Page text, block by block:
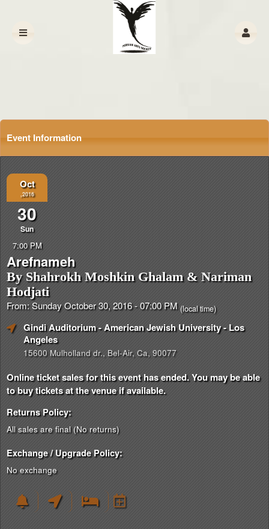
Event Information
Oct
,2016
30
Sun
7:00 PM
Arefnameh
By Shahrokh Moshkin Ghalam & Nariman
Hodjati
From: Sunday October 30, 2016 - 07:00 PM(local time)
Gindi Auditorium - American Jewish University- Los
Angeles
15600 Mulholland dr., Bel-Air, Ca, 90077
Online ticket sales for this event has ended. You may be able
to buy tickets at the venue if available.
Returns Policy:
All sales are final (No returns)
Exchange / Upgrade Policy:
No exchange